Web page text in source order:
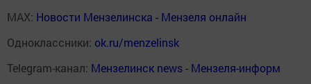
MAX: Новости Мензелинска - Мензеля онлайн
Одноклассники: ok.ru/menzelinsk
Telegram-канал: Мензелинск news - Мензеля-информ